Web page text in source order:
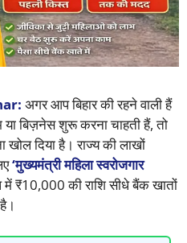
अगर आप बिहार की रहने वाली हैं
बिज़नेस शुरू करना चाहती हैं, तो
दिया है। राज्य की लाखों
‘मुख्यमंत्री महिला स्वरोजगार
₹10,000 की राशि सीधे बैंक खातों